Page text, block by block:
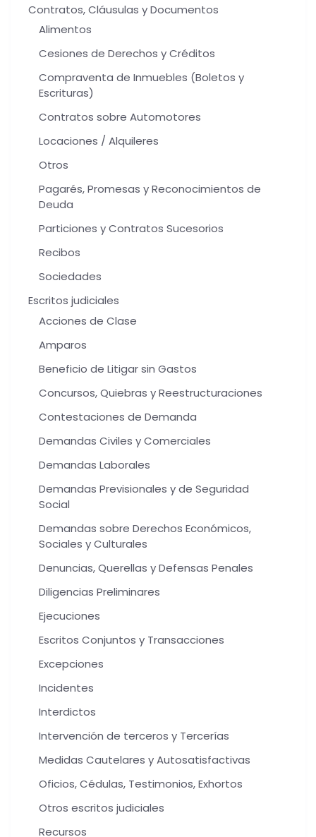
Contratos, Cláusulas y Documentos
Alimentos
Cesiones de Derechos y Créditos
Compraventa de Inmuebles (Boletos y
Escrituras)
Contratos sobre Automotores
Locaciones / Alquileres
Otros
Pagarés, Promesas y Reconocimientos de
Deuda
Particiones y Contratos Sucesorios
Recibos
Sociedades
Escritos judiciales
Acciones de Clase
Amparos
Beneficio de Litigar sin Gastos
Concursos, Quiebras y Reestructuraciones
Contestaciones de Demanda
Demandas Civiles y Comerciales
Demandas Laborales
Demandas Previsionales y de Seguridad
Social
Demandas sobre Derechos Económicos,
Sociales y Culturales
Denuncias, Querellas y Defensas Penales
Diligencias Preliminares
Ejecuciones
Escritos Conjuntos y Transacciones
Excepciones
Incidentes
Interdictos
Intervención de terceros y Tercerías
Medidas Cautelares y Autosatisfactivas
Oficios, Cédulas, Testimonios, Exhortos
Otros escritos judiciales
Recursos